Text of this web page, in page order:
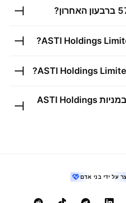
ברבעון האחרון?
ASTI Holdings
?
ASTI Holdings
?
ASTI Holdings
על ידי בני אדם